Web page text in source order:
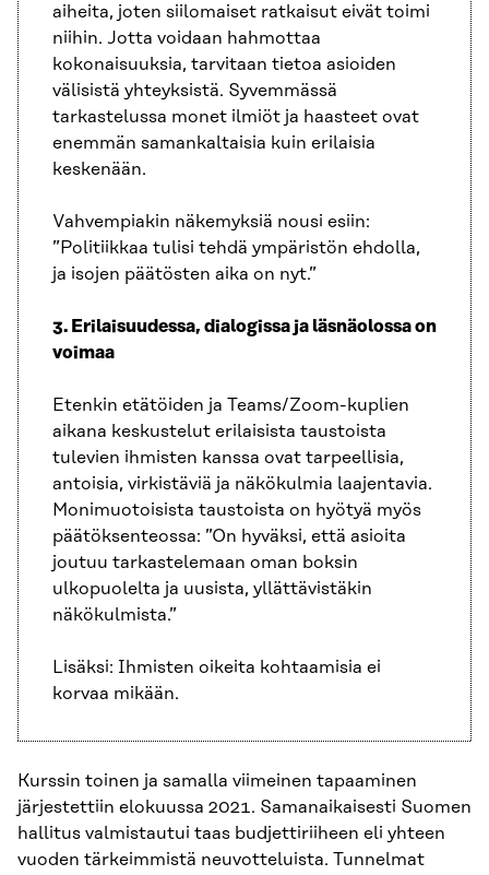
aiheita, joten siilomaiset ratkaisut eivät toimi
niihin. Jotta voidaan hahmottaa
kokonaisuuksia, tarvitaan tietoa asioiden
välisistä yhteyksistä. Syvemmässä
tarkastelussa monet ilmiöt ja haasteet ovat
enemmän samankaltaisia kuin erilaisia
keskenään.
Vahvempiakin näkemyksiä nousi esiin:
”Politiikkaa tulisi tehdä ympäristön ehdolla,
ja isojen päätösten aika on nyt.”
3. Erilaisuudessa, dialogissa ja läsnäolossa on
voimaa
Etenkin etätöiden ja Teams/Zoom-kuplien
aikana keskustelut erilaisista taustoista
tulevien ihmisten kanssa ovat tarpeellisia,
antoisia, virkistäviä ja näkökulmia laajentavia.
Monimuotoisista taustoista on hyötyä myös
päätöksenteossa: ”On hyväksi, että asioita
joutuu tarkastelemaan oman boksin
ulkopuolelta ja uusista, yllättävistäkin
näkökulmista.”
Lisäksi: Ihmisten oikeita kohtaamisia ei
korvaa mikään.
Kurssin toinen ja samalla viimeinen tapaaminen
järjestettiin elokuussa 2021. Samanaikaisesti Suomen
hallitus valmistautui taas budjettiriiheen eli yhteen
vuoden tärkeimmistä neuvotteluista. Tunnelmat